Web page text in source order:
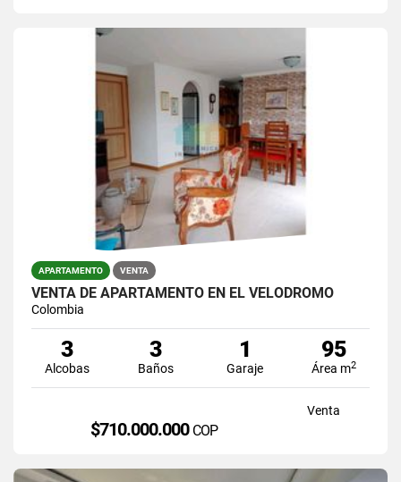
APARTAMENTO VENTA
VENTA DE APARTAMENTO EN EL VELODROMO
Colombia
3
Alcobas
3
Baños
1
Garaje
95
Área m2
Venta
$710.000.000 COP